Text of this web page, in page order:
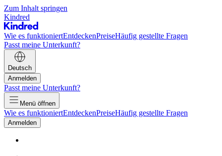
Zum Inhalt springen
Kindred
Wie es funktioniertEntdeckenPreiseHäufig gestellte Fragen
Passt meine Unterkunft?
Deutsch
Anmelden
Passt meine Unterkunft?
Menü öffnen
Wie es funktioniertEntdeckenPreiseHäufig gestellte Fragen
Anmelden